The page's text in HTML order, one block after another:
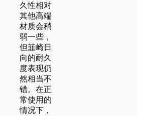
久性相对
其他高端
材质会稍
弱一些，
但韮崎日
向的耐久
度表现仍
然相当不
错。在正
常使用的
情况下，